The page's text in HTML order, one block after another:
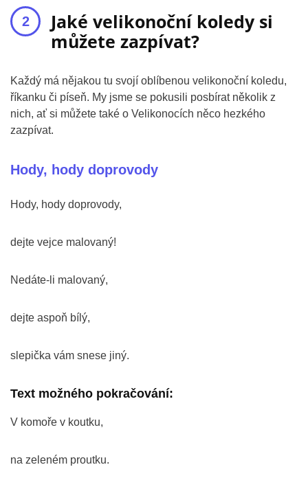
Jaké velikonoční koledy si
můžete zazpívat?
Každý má nějakou tu svojí oblíbenou velikonoční koledu,
říkanku či píseň. My jsme se pokusili posbírat několik z
nich, ať si můžete také o Velikonocích něco hezkého
zazpívat.
Hody, hody doprovody
Hody, hody doprovody,
dejte vejce malovaný!
Nedáte-li malovaný,
dejte aspoň bílý,
slepička vám snese jiný.
Text možného pokračování:
V komoře v koutku,
na zeleném proutku.